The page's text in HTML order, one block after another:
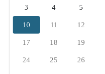
3 4 5
10 11 12
17 18 19
24 25 26